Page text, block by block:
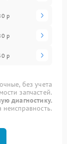
р
р
р
без учета
запчастей.
диагностику.